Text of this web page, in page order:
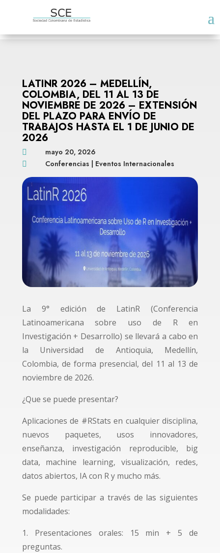
LATINR 2026 – MEDELLÍN,
COLOMBIA, DEL 11 AL 13 DE
NOVIEMBRE DE 2026 – EXTENSIÓN
DEL PLAZO PARA ENVÍO DE
TRABAJOS HASTA EL 1 DE JUNIO DE
2026
 mayo 20, 2026
 Conferencias | Eventos Internacionales
La 9° edición de LatinR (Conferencia
Latinoamericana sobre uso de R en
Investigación + Desarrollo) se llevará a cabo en
la Universidad de Antioquia, Medellín,
Colombia, de forma presencial, del 11 al 13 de
noviembre de 2026.
¿Que se puede presentar?
Aplicaciones de #RStats en cualquier disciplina,
nuevos paquetes, usos innovadores,
enseñanza, investigación reproducible, big
data, machine learning, visualización, redes,
datos abiertos, IA con R y mucho más.
Se puede participar a través de las siguientes
modalidades:
1. Presentaciones orales: 15 min + 5 de
preguntas.